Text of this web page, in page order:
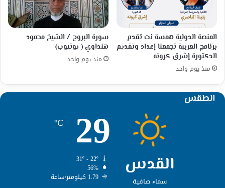
المنصة الدولية همسة نت تقدم
برنامج العربية تجمعنا إعداد وتقديم
الدكتورة إشرق كرونه
منذ يوم واحد
سورة البروج / الشيخ محمود
هنداوي ( يوتيوب)
منذ يوم واحد
الطقس
القدس
سماء صافية
29
℃
56%
1.79 كيلومتر/ساعة